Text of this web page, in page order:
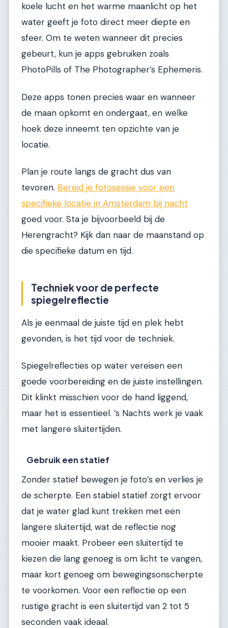
koele lucht en het warme maanlicht op het
water geeft je foto direct meer diepte en
sfeer. Om te weten wanneer dit precies
gebeurt, kun je apps gebruiken zoals
PhotoPills of The Photographer’s Ephemeris.
Deze apps tonen precies waar en wanneer
de maan opkomt en ondergaat, en welke
hoek deze inneemt ten opzichte van je
locatie.
Plan je route langs de gracht dus van
tevoren. Bereid je fotosessie voor een
specifieke locatie in Amsterdam bij nacht
goed voor. Sta je bijvoorbeeld bij de
Herengracht? Kijk dan naar de maanstand op
die specifieke datum en tijd.
Techniek voor de perfecte
spiegelreflectie
Als je eenmaal de juiste tijd en plek hebt
gevonden, is het tijd voor de techniek.
Spiegelreflecties op water vereisen een
goede voorbereiding en de juiste instellingen.
Dit klinkt misschien voor de hand liggend,
maar het is essentieel. ’s Nachts werk je vaak
met langere sluitertijden.
Gebruik een statief
Zonder statief bewegen je foto’s en verlies je
de scherpte. Een stabiel statief zorgt ervoor
dat je water glad kunt trekken met een
langere sluitertijd, wat de reflectie nog
mooier maakt. Probeer een sluitertijd te
kiezen die lang genoeg is om licht te vangen,
maar kort genoeg om bewegingsonscherpte
te voorkomen. Voor een reflectie op een
rustige gracht is een sluitertijd van 2 tot 5
seconden vaak ideaal.